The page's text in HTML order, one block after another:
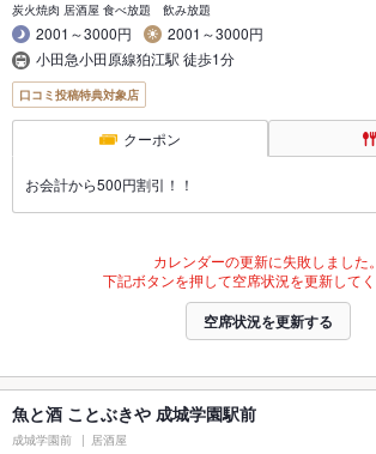
炭火焼肉 居酒屋 食べ放題 飲み放題
2001～3000円
2001～3000円
小田急小田原線狛江駅 徒歩1分
口コミ投稿特典対象店
クーポン
お会計から500円割引！！
カレンダーの更新に失敗しました。
下記ボタンを押して空席状況を更新してく
空席状況を更新する
魚と酒 ことぶきや 成城学園駅前
成城学園前 居酒屋